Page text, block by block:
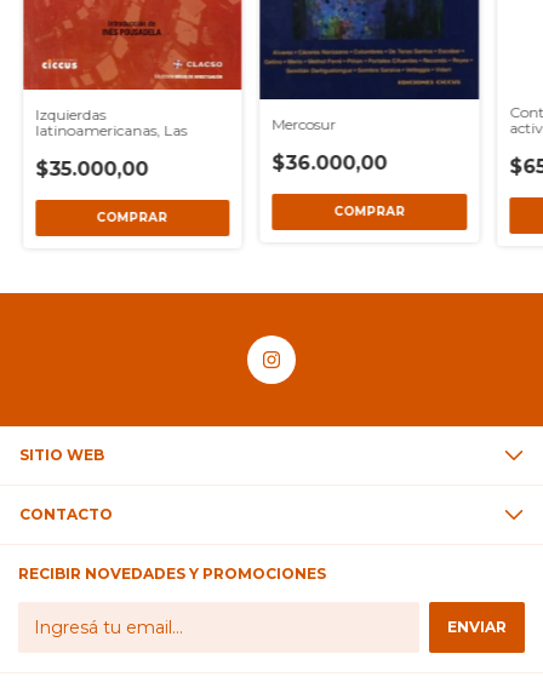
Izquierdas
latinoamericanas, Las
$35.000,00
Mercosur
$36.000,00
SITIO WEB
CONTACTO
RECIBIR NOVEDADES Y PROMOCIONES